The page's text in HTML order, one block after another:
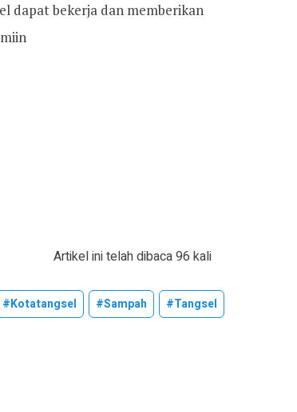
dapat bekerja dan memberikan
Artikel ini telah dibaca 96 kali
#kotatangsel #sampah
#tangsel